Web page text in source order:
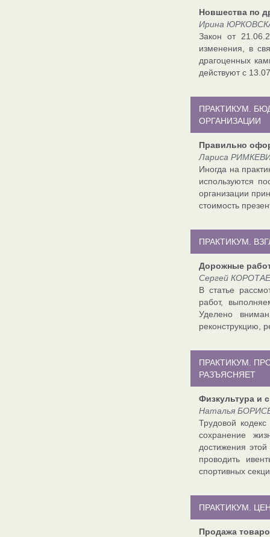
Новшества по
Ирина
Закон от
изменения, в
драгоценных
действуют с
ПРАКТИКУМ.
ОРГАНИЗАЦИИ
Правильно
Лариса
Иногда на
используются
организации
стоимость
ПРАКТИКУМ.
Дорожные
Сергей
В статье
работ,
Уделено
реконструкцию,
ПРАКТИКУМ.
РАЗЪЯСНЯЕТ
Физкультура и
Наталья
Трудовой
сохранение
достижения
проводить
спортивных
ПРАКТИКУМ.
Продажа